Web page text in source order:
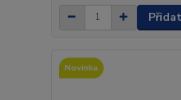
Novinka